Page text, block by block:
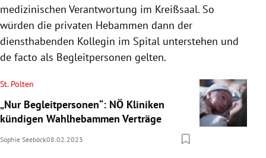
medizinischen Verantwortung im Kreißsaal. So
würden die privaten Hebammen dann der
diensthabenden Kollegin im Spital unterstehen und
de facto als Begleitpersonen gelten.
St. Pölten
„Nur Begleitpersonen“: NÖ Kliniken
kündigen Wahlhebammen Verträge
Sophie Seeböck08.02.2023